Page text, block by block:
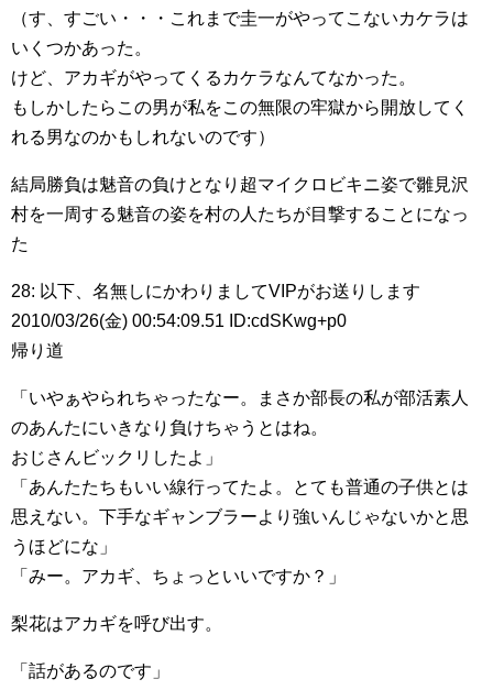
（す、すごい・・・これまで圭一がやってこないカケラは
いくつかあった。
けど、アカギがやってくるカケラなんてなかった。
もしかしたらこの男が私をこの無限の牢獄から開放してく
れる男なのかもしれないのです）
結局勝負は魅音の負けとなり超マイクロビキニ姿で雛見沢
村を一周する魅音の姿を村の人たちが目撃することになっ
た
28: 以下、名無しにかわりましてVIPがお送りします
2010/03/26(金) 00:54:09.51 ID:cdSKwg+p0
帰り道
「いやぁやられちゃったなー。まさか部長の私が部活素人
のあんたにいきなり負けちゃうとはね。
おじさんビックリしたよ」
「あんたたちもいい線行ってたよ。とても普通の子供とは
思えない。下手なギャンブラーより強いんじゃないかと思
うほどにな」
「みー。アカギ、ちょっといいですか？」
梨花はアカギを呼び出す。
「話があるのです」